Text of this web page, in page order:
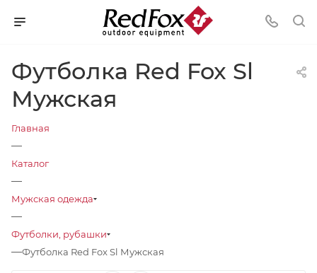
Футболка Red Fox Sl
Мужская
Главная
—
Каталог
—
Мужская одежда
—
Футболки, рубашки
—Футболка Red Fox Sl Мужская